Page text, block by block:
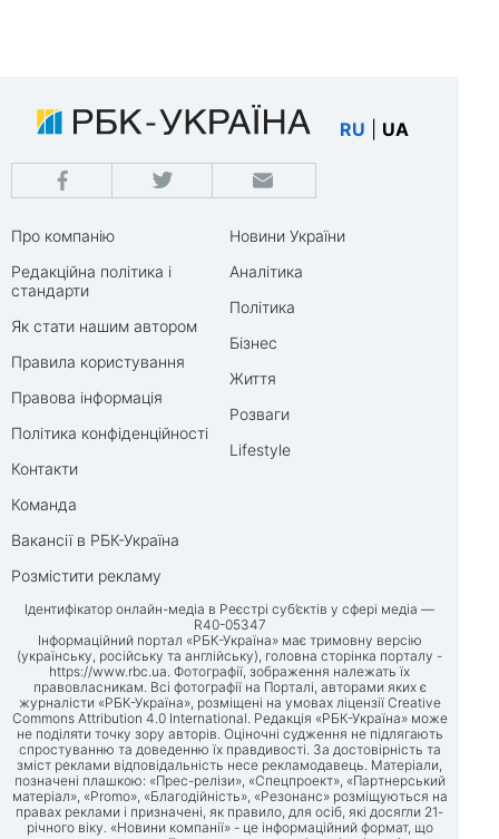
RU UA
Про компанію
Редакційна політика і
стандарти
Як стати нашим автором
Правила користування
Правова інформація
Політика конфіденційності
Контакти
Команда
Вакансії в РБК-Україна
Розмістити рекламу
Новини України
Аналітика
Політика
Бізнес
Життя
Розваги
Lifestyle
Ідентифікатор онлайн-медіа в Реєстрі суб’єктів у сфері медіа —
R40-05347
Інформаційний портал «РБК-Україна» має тримовну версію
(українську, російську та англійську), головна сторінка порталу -
https://www.rbc.ua. Фотографії, зображення належать їх
правовласникам. Всі фотографії на Порталі, авторами яких є
журналісти «РБК-Україна», розміщені на умовах ліцензії Creative
Commons Attribution 4.0 International. Редакція «РБК-Україна» може
не поділяти точку зору авторів. Оціночні судження не підлягають
спростуванню та доведенню їх правдивості. За достовірність та
зміст реклами відповідальність несе рекламодавець. Матеріали,
позначені плашкою: «Прес-релізи», «Спецпроект», «Партнерський
матеріал», «Promo», «Благодійність», «Резонанс» розміщуються на
правах реклами і призначені, як правило, для осіб, які досягли 21-
річного віку. «Новини компанії» - це інформаційний формат, що